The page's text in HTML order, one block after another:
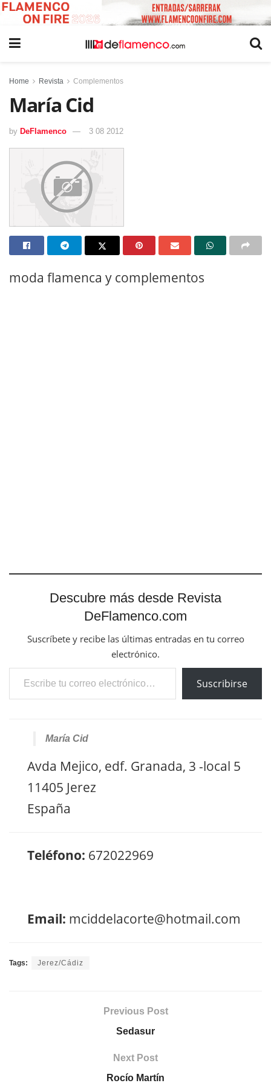
Home Revista Complementos
María Cid
by DeFlamenco 3 08 2012
moda flamenca y complementos
Descubre más desde Revista
DeFlamenco.com
Suscríbete y recibe las últimas entradas en tu correo
electrónico.
Escribe tu correo electrónico…
Suscribirse
María Cid
Avda Mejico, edf. Granada, 3 -local 5
11405 Jerez
España
Teléfono: 672022969
Email: mciddelacorte@hotmail.com
Tags: Jerez/Cádiz
Previous Post
Sedasur
Next Post
Rocío Martín